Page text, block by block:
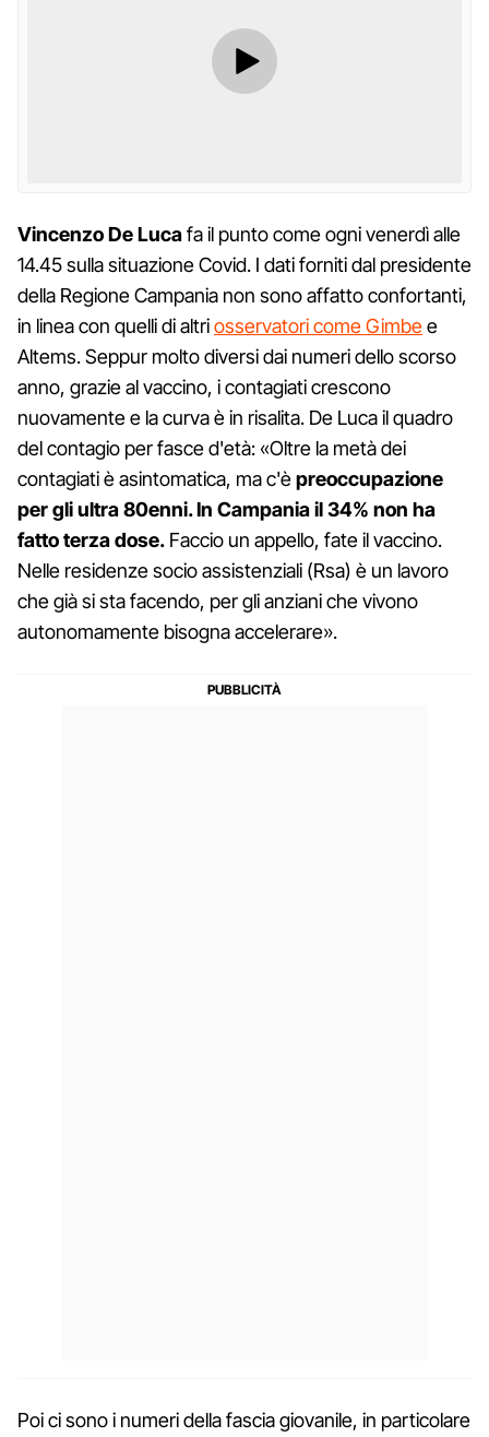
Vincenzo De Lucafa il punto come ogni venerdì alle
14.45 sulla situazione Covid. I dati forniti dal presidente
della Regione Campania non sono affatto confortanti,
in linea con quelli di altriosservatori come Gimbee
Altems. Seppur molto diversi dai numeri dello scorso
anno, grazie al vaccino, i contagiati crescono
nuovamente e la curva è in risalita. De Luca il quadro
del contagio per fasce d'età: «Oltre la metà dei
contagiati è asintomatica, ma c'èpreoccupazione
per gli ultra 80enni. In Campania il 34% non ha
fatto terza dose. Faccio un appello, fate il vaccino.
Nelle residenze socio assistenziali (Rsa) è un lavoro
che già si sta facendo, per gli anziani che vivono
autonomamente bisogna accelerare».
Poi ci sono i numeri della fascia giovanile, in particolare